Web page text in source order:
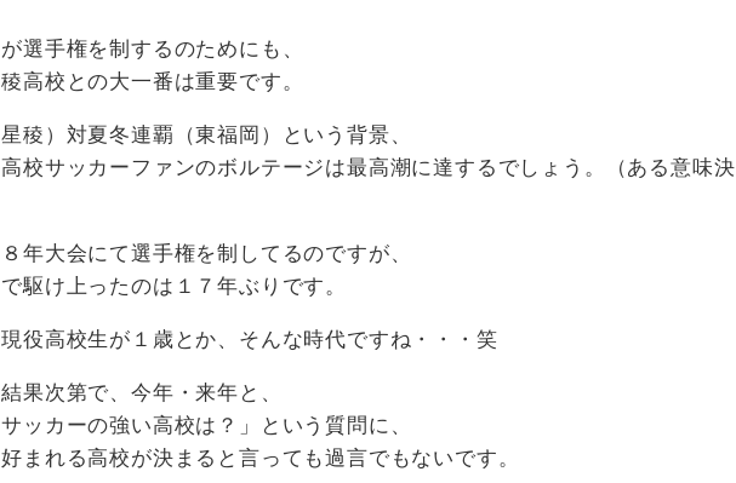
選手権を制するのためにも、
高校との大一番は重要です。
稜）対夏冬連覇（東福岡）という背景、
校サッカーファンのボルテージは最高潮に達するでしょう。（ある意味決
年大会にて選手権を制してるのですが、
駆け上ったのは１７年ぶりです。
役高校生が１歳とか、そんな時代ですね・・・笑
果次第で、今年・来年と、
サッカーの強い高校は？」という質問に、
まれる高校が決まると言っても過言でもないです。